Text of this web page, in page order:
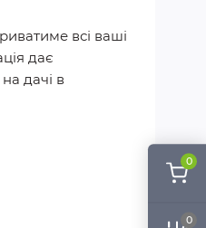
0
0
всі ваші
дає
дачі в